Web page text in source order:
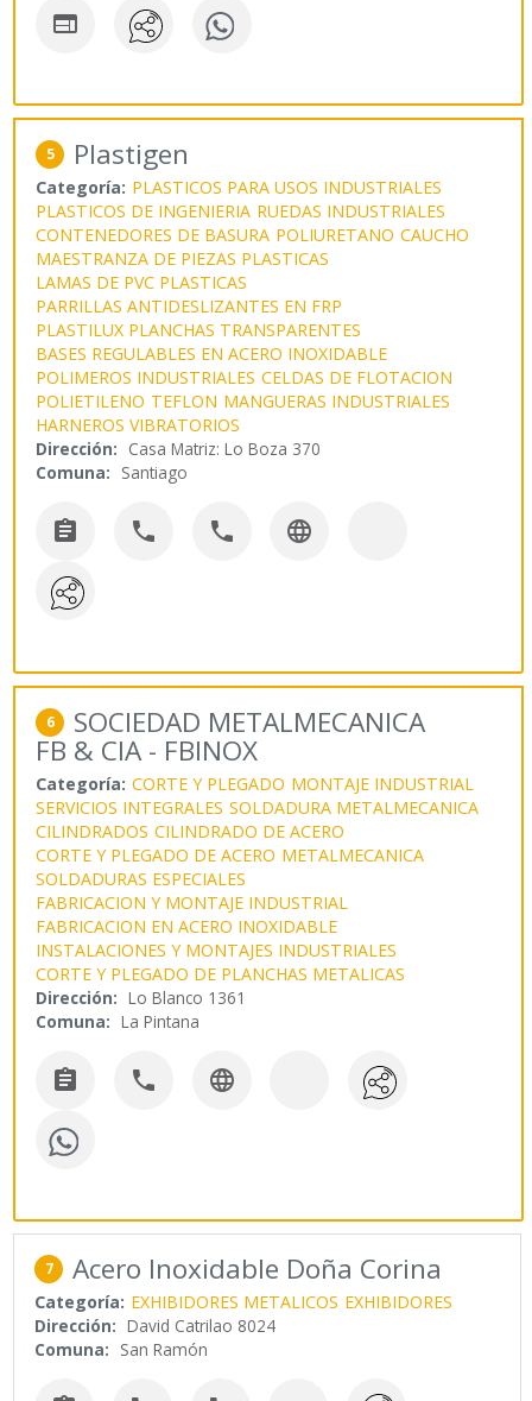

5 Plastigen
Categoría: PLASTICOS PARA USOS INDUSTRIALES
PLASTICOS DE INGENIERIA RUEDAS INDUSTRIALES
CONTENEDORES DE BASURA POLIURETANO CAUCHO
MAESTRANZA DE PIEZAS PLASTICAS
LAMAS DE PVC PLASTICAS
PARRILLAS ANTIDESLIZANTES EN FRP
PLASTILUX PLANCHAS TRANSPARENTES
BASES REGULABLES EN ACERO INOXIDABLE
POLIMEROS INDUSTRIALES CELDAS DE FLOTACION
POLIETILENO TEFLON MANGUERAS INDUSTRIALES
HARNEROS VIBRATORIOS
Dirección: Casa Matriz: Lo Boza 370
Comuna: Santiago
   
6 SOCIEDAD METALMECANICA
FB & CIA - FBINOX
Categoría: CORTE Y PLEGADO MONTAJE INDUSTRIAL
SERVICIOS INTEGRALES SOLDADURA METALMECANICA
CILINDRADOS CILINDRADO DE ACERO
CORTE Y PLEGADO DE ACERO METALMECANICA
SOLDADURAS ESPECIALES
FABRICACION Y MONTAJE INDUSTRIAL
FABRICACION EN ACERO INOXIDABLE
INSTALACIONES Y MONTAJES INDUSTRIALES
CORTE Y PLEGADO DE PLANCHAS METALICAS
Dirección: Lo Blanco 1361
Comuna: La Pintana
  
7 Acero Inoxidable Doña Corina
Categoría: EXHIBIDORES METALICOS EXHIBIDORES
Dirección: David Catrilao 8024
Comuna: San Ramón